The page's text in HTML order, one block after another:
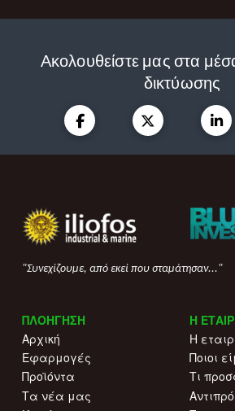
Ακολουθείστε μας στα
δικτύωσης
"Συνεχίζουμε, από εκεί που σταμάτησαν..."
ΠΛΟΗΓΗΣΗ
Αρχική
Εφαρμογές
Προϊόντα
Τα νέα μας
Η
Η
Ποιοι
Τι